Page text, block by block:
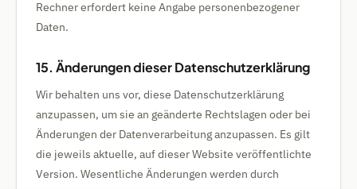
Rechner erfordert keine Angabe personenbezogener
Daten.
15. Änderungen dieser Datenschutzerklärung
Wir behalten uns vor, diese Datenschutzerklärung
anzupassen, um sie an geänderte Rechtslagen oder bei
Änderungen der Datenverarbeitung anzupassen. Es gilt
die jeweils aktuelle, auf dieser Website veröffentlichte
Version. Wesentliche Änderungen werden durch